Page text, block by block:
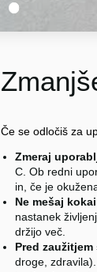
1
Če se odločiš za
Zmeraj
C. Ob redni
in, če je
Ne mešaj
nastanek
držijo več.
Pred
droge,